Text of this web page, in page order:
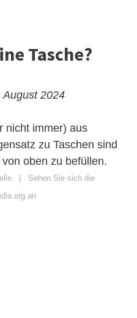
Tasche?
2024
nicht immer) aus
zu Taschen sind
oben zu befüllen.
Sehen Sie sich die
an